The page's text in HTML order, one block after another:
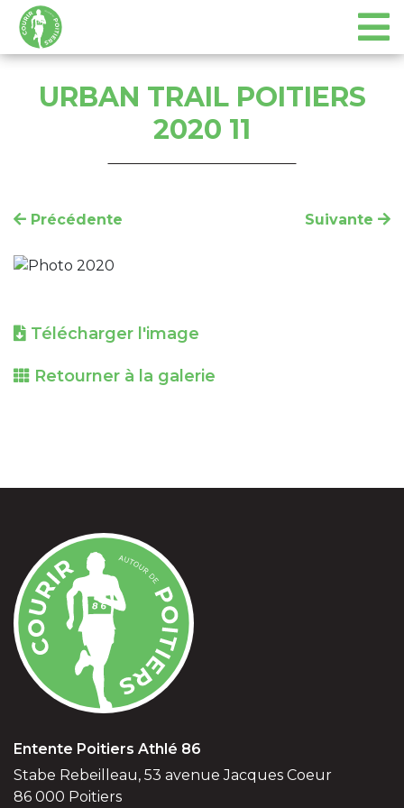
URBAN TRAIL POITIERS
2020 11
Précédente Suivante
Télécharger l'image
Retourner à la galerie
Entente Poitiers Athlé 86
Stabe Rebeilleau, 53 avenue Jacques Coeur
86 000 Poitiers